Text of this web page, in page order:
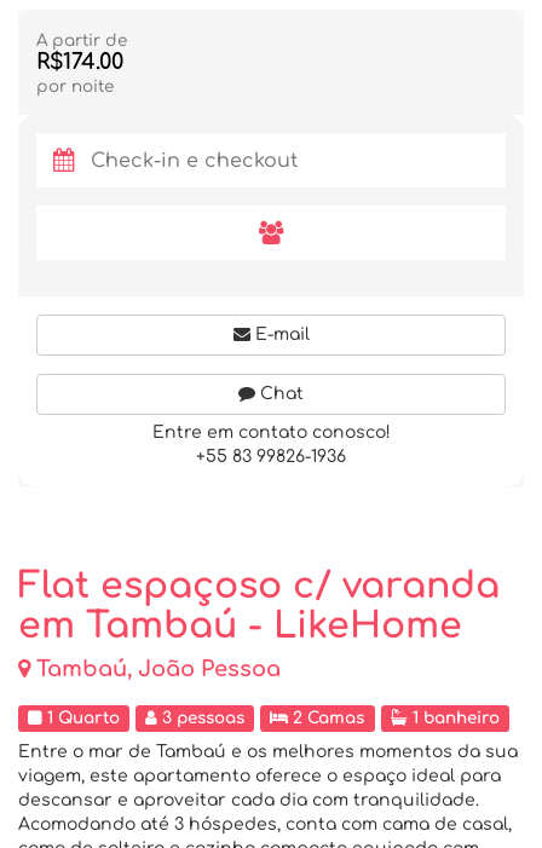
Flat espaçoso c/ varanda
em Tambaú - LikeHome
Tambaú, João Pessoa
1 Quarto 3 pessoas 2 Camas
1 banheiro
Entre o mar de Tambaú e os melhores momentos da sua
viagem, este apartamento oferece o espaço ideal para
descansar e aproveitar cada dia com tranquilidade.
Acomodando até 3 hóspedes, conta com cama de casal,
A partir de
R$174.00
por noite
E-mail
Chat
Entre em contato conosco!
+55 83 99826-1936